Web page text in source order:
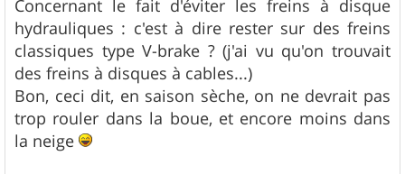
Concernant le fait d'éviter les freins à disque
hydrauliques : c'est à dire rester sur des freins
classiques type V-brake ? (j'ai vu qu'on trouvait
des freins à disques à cables...)
Bon, ceci dit, en saison sèche, on ne devrait pas
trop rouler dans la boue, et encore moins dans
la neige